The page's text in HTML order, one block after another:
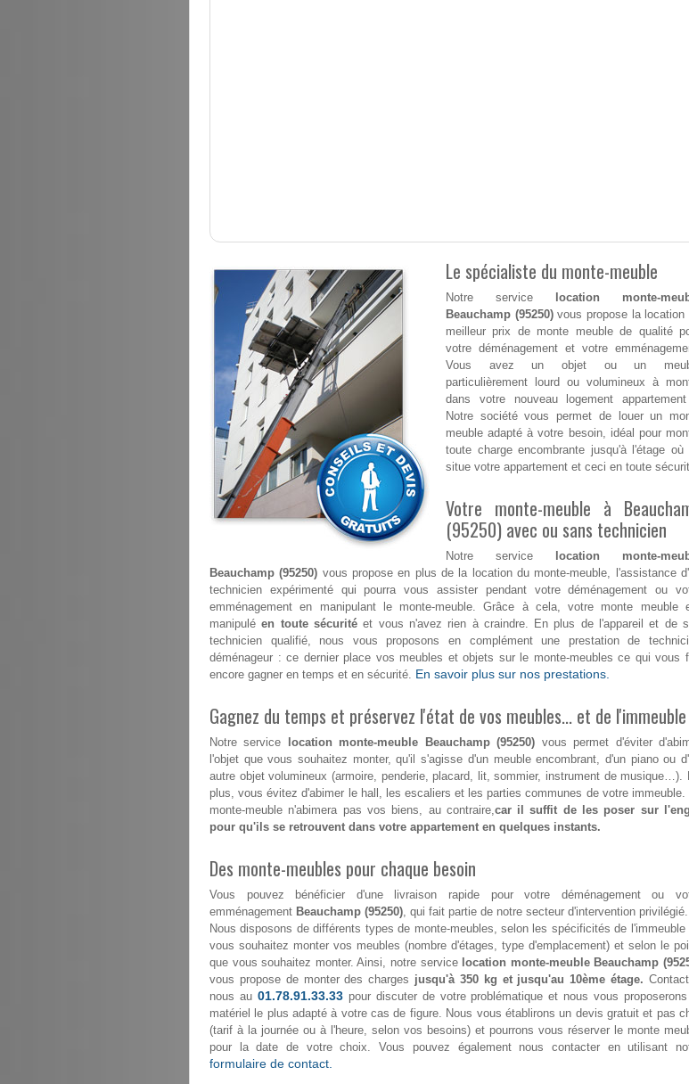
Le spécialiste du monte-meuble
Notre service
location monte-
Beauchamp (95250)vous propose la location
meilleur prix de monte meuble de qualité
votre déménagement et votre
Vous avez un objet ou un
particulièrement lourd ou volumineux à
dans votre nouveau logement
Notre société vous permet de louer un
meuble adapté à votre besoin, idéal pour
toute charge encombrante jusqu'à l'étage où
situe votre appartement et ceci en toute
Votre monte-meuble à
(95250) avec ou sans technicien
Notre service
location monte-
Beauchamp (95250) vous propose en plus de la location du monte-meuble, l'assistance
technicien expérimenté qui pourra vous assister pendant votre déménagement ou
emménagement en manipulant le monte-meuble. Grâce à cela, votre monte meuble
manipuléen toute sécuritéet vous n'avez rien à craindre. En plus de l'appareil et de
technicien qualifié, nous vous proposons en complément une prestation de
déménageur : ce dernier place vos meubles et objets sur le monte-meubles ce qui vous
encore gagner en temps et en sécurité. En savoir plus sur nos prestations.
Gagnez du temps et préservez l'état de vos meubles... et de l'immeuble
Notre service location monte-meuble Beauchamp (95250) vous permet d'éviter
l'objet que vous souhaitez monter, qu'il s'agisse d'un meuble encombrant, d'un piano ou
autre objet volumineux (armoire, penderie, placard, lit, sommier, instrument de musique…).
plus, vous évitez d'abimer le hall, les escaliers et les parties communes de votre immeuble.
monte-meuble n'abimera pas vos biens, au contraire,car il suffit de les poser sur
pour qu'ils se retrouvent dans votre appartement en quelques instants.
Des monte-meubles pour chaque besoin
Vous pouvez bénéficier d'une livraison rapide pour votre déménagement ou
emménagement Beauchamp (95250), qui fait partie de notre secteur d'intervention privilégié.
Nous disposons de différents types de monte-meubles, selon les spécificités de l'immeuble
vous souhaitez monter vos meubles (nombre d'étages, type d'emplacement) et selon le
que vous souhaitez monter. Ainsi, notre service location monte-meuble Beauchamp
vous propose de monter des charges jusqu'à 350 kg et jusqu'au 10ème étage.
nous au 01.78.91.33.33pour discuter de votre problématique et nous vous
matériel le plus adapté à votre cas de figure. Nous vous établirons un devis gratuit et pas
(tarif à la journée ou à l'heure, selon vos besoins) et pourrons vous réserver le monte
pour la date de votre choix. Vous pouvez également nous contacter en utilisant
formulaire de contact.